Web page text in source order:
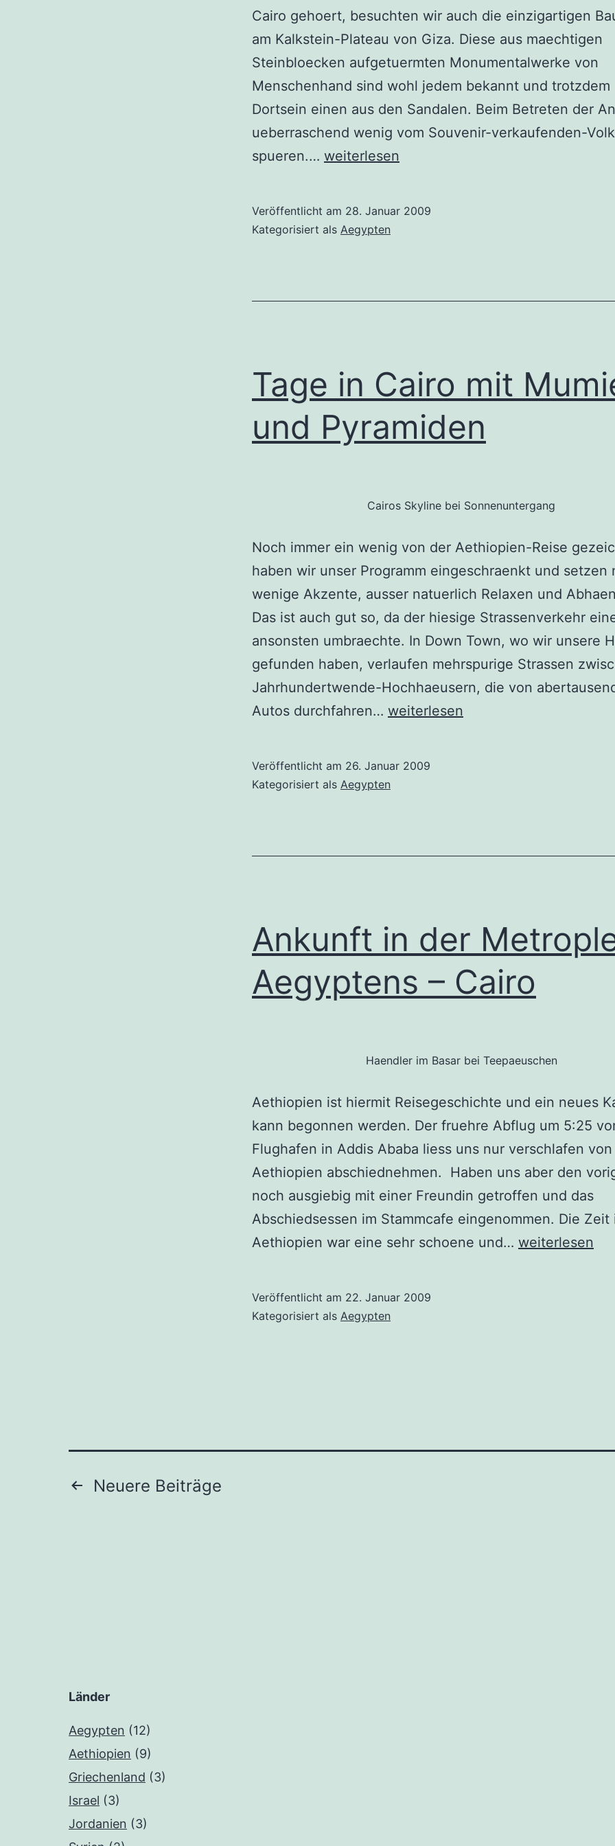
Cairo gehoert, besuchten wir auch die einzigartigen
am Kalkstein-Plateau von Giza. Diese aus maechtigen
Steinbloecken aufgetuermten Monumentalwerke von
Menschenhand sind wohl jedem bekannt und trotzdem
Dortsein einen aus den Sandalen. Beim Betreten der
ueberraschend wenig vom Souvenir-verkaufenden-
spueren.… Die
die
weiterlesen
Veröffentlicht am 28. Januar 2009
Kategorisiert als Aegypten
Tage in Cairo mit
und Pyramiden
Cairos Skyline bei Sonnenuntergang
Noch immer ein wenig von der Aethiopien-Reise
haben wir unser Programm eingeschraenkt und setzen
wenige Akzente, ausser natuerlich Relaxen und
Das ist auch gut so, da der hiesige Strassenverkehr
ansonsten umbraechte. In Down Town, wo wir unsere
gefunden haben, verlaufen mehrspurige Strassen
Jahrhundertwende-Hochhaeusern, die von
Autos durchfahren… Tage
mit
weiterlesen
Veröffentlicht am 26. Januar 2009
Kategorisiert als Aegypten
Ankunft in der
Aegyptens – Cairo
Haendler im Basar bei Teepaeuschen
Aethiopien ist hiermit Reisegeschichte und ein neues
kann begonnen werden. Der fruehre Abflug um 5:25
Flughafen in Addis Ababa liess uns nur verschlafen von
Aethiopien abschiednehmen. Haben uns aber den
noch ausgiebig mit einer Freundin getroffen und das
Abschiedsessen im Stammcafe eingenommen. Die Zeit
Aethiopien war eine sehr schoene und… Ankunft
weiterlesen
Veröffentlicht am 22. Januar 2009
Kategorisiert als Aegypten
Seitennummerierung
Neuere Beiträge
Länder
Aegypten (12)
Aethiopien (9)
Griechenland (3)
Israel (3)
Jordanien (3)